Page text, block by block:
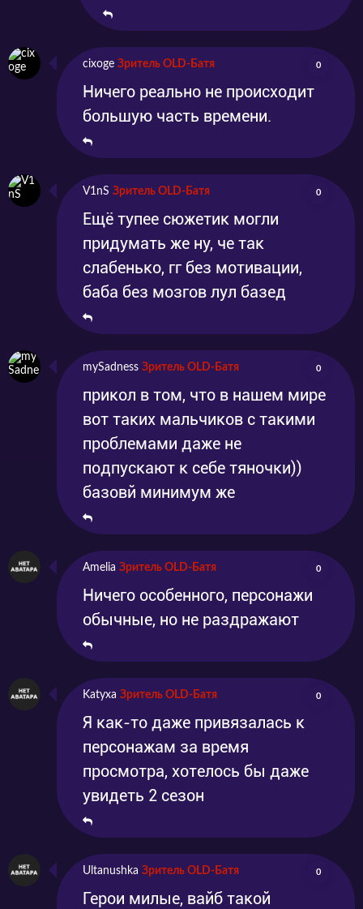
cixoge Зритель OLD-Батя 0
Ничего реально не происходит
большую часть времени.
V1nS Зритель OLD-Батя 0
Ещё тупее сюжетик могли
придумать же ну, че так
слабенько, гг без мотивации,
баба без мозгов лул базед
mySadness Зритель OLD-Батя 0
прикол в том, что в нашем мире
вот таких мальчиков с такими
проблемами даже не
подпускают к себе тяночки))
базовй минимум же
Amelia Зритель OLD-Батя 0
Ничего особенного, персонажи
обычные, но не раздражают
Katyxa Зритель OLD-Батя 0
Я как-то даже привязалась к
персонажам за время
просмотра, хотелось бы даже
увидеть 2 сезон
Ultanushka Зритель OLD-Батя 0
Герои милые, вайб такой